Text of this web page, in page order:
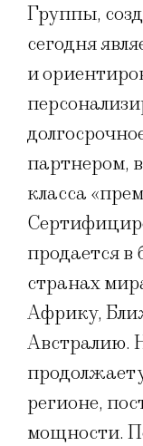
Группы,
сегодня
и
партнером,
класса
продается в
странах
Африку,
Австралию.
продолжает
регионе,
мощности.